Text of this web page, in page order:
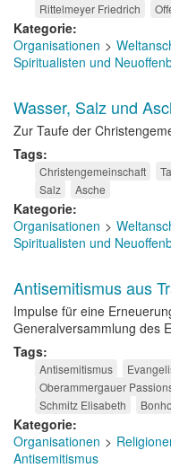
Rittelmeyer Friedrich
Kategorie
Organisationen
Spiritualisten und
Wasser, Salz und
Zur Taufe der
Tags
Christengemeinschaft
Salz
Asche
Kategorie
Organisationen
Spiritualisten und
Antisemitismus aus
Impulse für eine
Generalversammlung des
Tags
Antisemitismus
Oberammergauer
Schmitz Elisabeth
Kategorie
Organisationen
Antisemitismus